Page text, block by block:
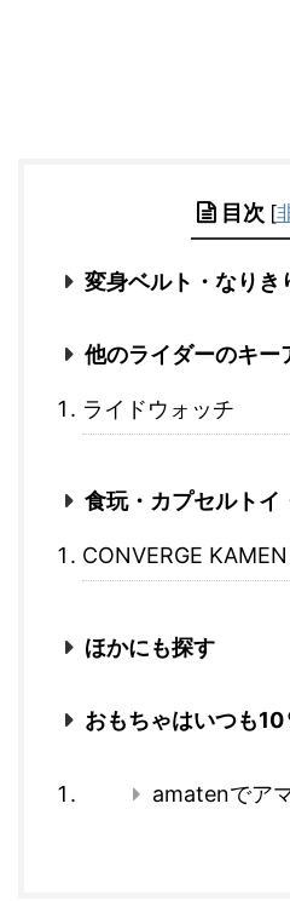
目次 [
変身ベルト・なりき
他のライダーのキー
ライドウォッチ
食玩・カプセルトイ
CONVERGE
ほかにも探す
おもちゃはいつも10
amatenでア